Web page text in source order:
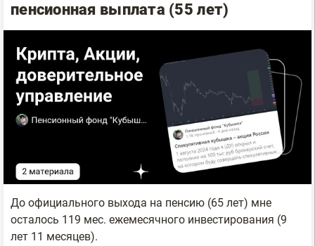
пенсионная выплата (55 лет)
До официального выхода на пенсию (65 лет) мне
осталось 119 мес. ежемесячного инвестирования (9
лет 11 месяцев).